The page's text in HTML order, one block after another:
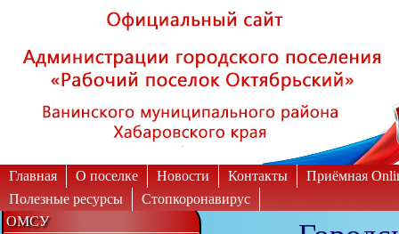
Версия для слабовидящих: Вкл Изображения:
Главная О поселке Новости Контакты
Приёмная
Полезные ресурсы
Стопкоронавирус
ОМСУ